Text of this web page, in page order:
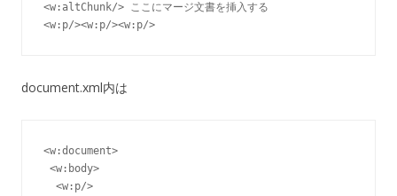
<w:altChunk/> ここにマージ文書を挿入する
<w:p/><w:p/><w:p/>
document.xml内は
<w:document>
<w:body>
<w:p/>